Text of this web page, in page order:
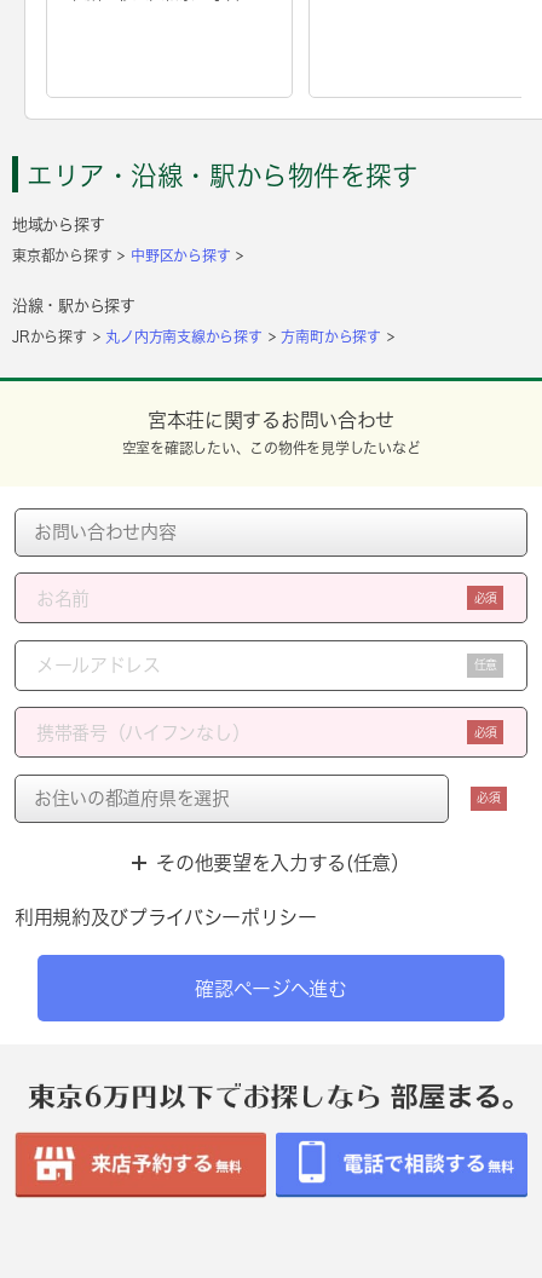
エリア・沿線・駅から物件を探す
地域から探す
東京都から探す 中野区から探す
沿線・駅から探す
JRから探す 丸ノ内方南支線から探す 方南町から探す
宮本荘に関するお問い合わせ
空室を確認したい、この物件を見学したいなど
必須
任意
必須
必須
その他要望を入力する(任意）
利用規約及びプライバシーポリシー
確認ページへ進む